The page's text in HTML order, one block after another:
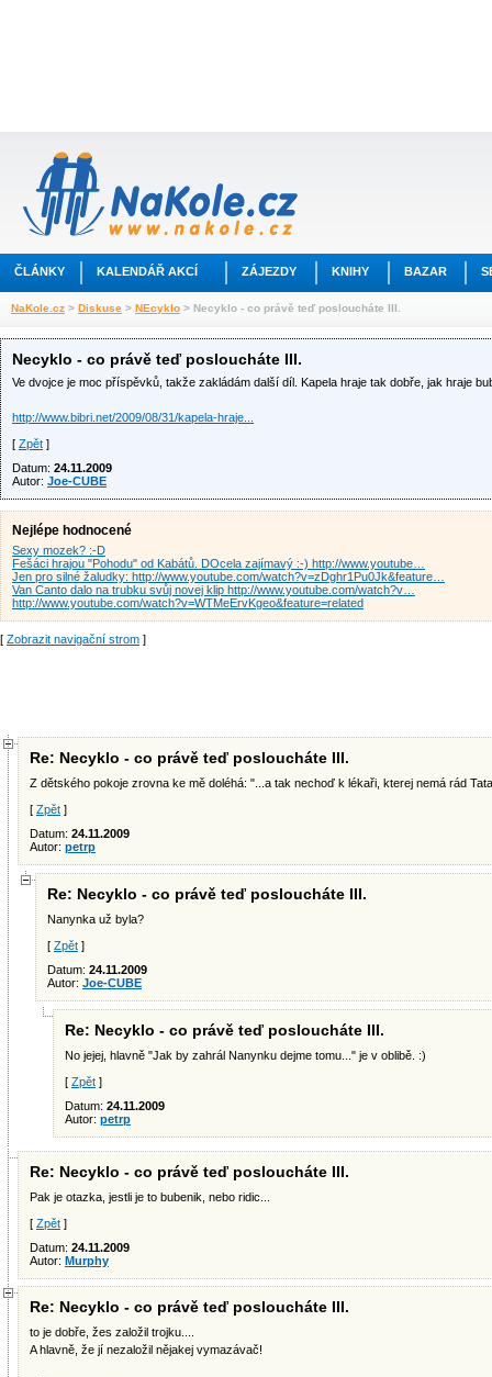
ČLÁNKY KALENDÁŘ AKCÍ ZÁJEZDY KNIHY BAZAR
NaKole.cz > Diskuse > NEcyklo > Necyklo - co právě teď posloucháte III.
Necyklo - co právě teď posloucháte III.
Ve dvojce je moc příspěvků, takže zakládám další díl. Kapela hraje tak dobře, jak hraje
http://www.bibri.net/2009/08/31/kapela-hraje...
[ Zpět ]
Datum: 24.11.2009
Autor: Joe-CUBE
Nejlépe hodnocené
Sexy mozek? :-D
Fešáci hrajou "Pohodu" od Kabátů. DOcela zajímavý :-) http://www.youtube…
Jen pro silné žaludky: http://www.youtube.com/watch?v=zDghr1Pu0Jk&feature…
Van Canto dalo na trubku svůj novej klip http://www.youtube.com/watch?v…
http://www.youtube.com/watch?v=WTMeErvKgeo&feature=related
[ Zobrazit navigační strom ]
Re: Necyklo - co právě teď posloucháte III.
Z dětského pokoje zrovna ke mě doléhá: "...a tak nechoď k lékaři, kterej nemá rád
[ Zpět ]
Datum: 24.11.2009
Autor: petrp
Re: Necyklo - co právě teď posloucháte III.
Nanynka už byla?
[ Zpět ]
Datum: 24.11.2009
Autor: Joe-CUBE
Re: Necyklo - co právě teď posloucháte III.
No jejej, hlavně "Jak by zahrál Nanynku dejme tomu..." je v oblibě. :)
[ Zpět ]
Datum: 24.11.2009
Autor: petrp
Re: Necyklo - co právě teď posloucháte III.
Pak je otazka, jestli je to bubenik, nebo ridic...
[ Zpět ]
Datum: 24.11.2009
Autor: Murphy
Re: Necyklo - co právě teď posloucháte III.
to je dobře, žes založil trojku....
A hlavně, že jí nezaložil nějakej vymazávač!